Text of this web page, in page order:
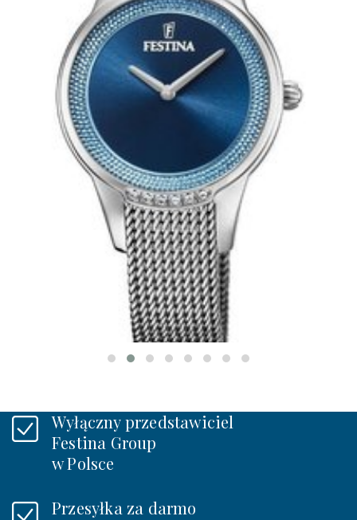
Festina 20494/2
SWAROVSKI
519 zł
W MAGAZYNIE
Wyłączny przedstawiciel
Festina Group
w Polsce
Przesyłka za darmo